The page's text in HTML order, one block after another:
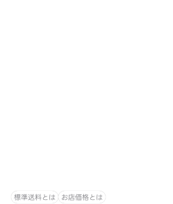
標準送料とは お店価格とは